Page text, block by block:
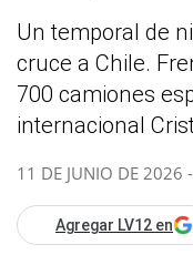
Un temporal de
cruce a Chile.
700 camiones
internacional
11 DE JUNIO DE 2026
Agregar LV12 en